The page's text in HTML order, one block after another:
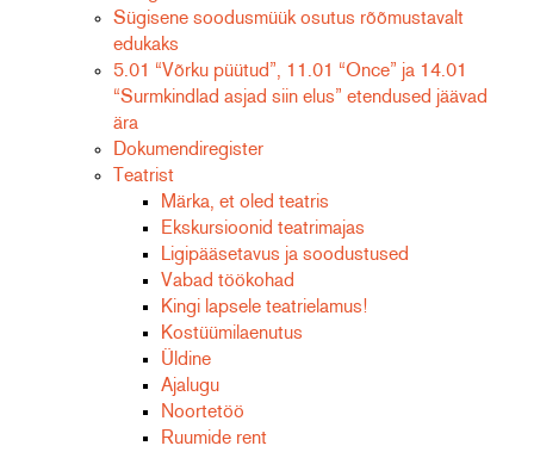
Sügisene soodusmüük osutus rõõmustavalt
edukaks
5.01 “Võrku püütud”, 11.01 “Once” ja 14.01
“Surmkindlad asjad siin elus” etendused jäävad
ära
Dokumendiregister
Teatrist
Märka, et oled teatris
Ekskursioonid teatrimajas
Ligipääsetavus ja soodustused
Vabad töökohad
Kingi lapsele teatrielamus!
Kostüümilaenutus
Üldine
Ajalugu
Noortetöö
Ruumide rent